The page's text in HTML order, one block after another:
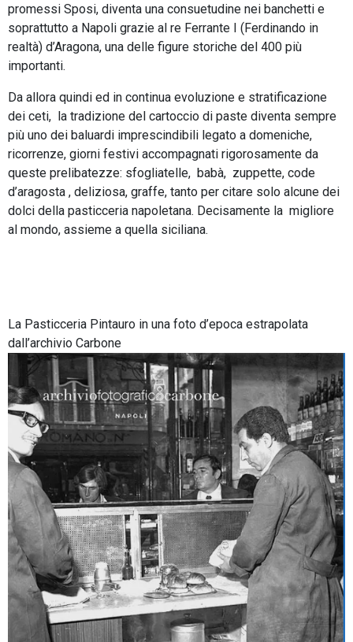
promessi Sposi, diventa una consuetudine nei banchetti e
soprattutto a Napoli grazie al re Ferrante I (Ferdinando in
realtà) d’Aragona, una delle figure storiche del 400 più
importanti.
Da allora quindi ed in continua evoluzione e stratificazione
dei ceti, la tradizione del cartoccio di paste diventa sempre
più uno dei baluardi imprescindibili legato a domeniche,
ricorrenze, giorni festivi accompagnati rigorosamente da
queste prelibatezze: sfogliatelle, babà, zuppette, code
d’aragosta , deliziosa, graffe, tanto per citare solo alcune dei
dolci della pasticceria napoletana. Decisamente la migliore
al mondo, assieme a quella siciliana.
La Pasticceria Pintauro in una foto d’epoca estrapolata
dall’archivio Carbone